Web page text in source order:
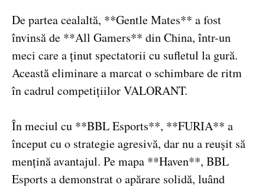
De partea cealaltă, **Gentle Mates** a fost
învinsă de **All Gamers** din China, într-un
meci care a ținut spectatorii cu sufletul la gură.
Această eliminare a marcat o schimbare de ritm
în cadrul competițiilor VALORANT.
În meciul cu **BBL Esports**, **FURIA** a
început cu o strategie agresivă, dar nu a reușit să
mențină avantajul. Pe mapa **Haven**, BBL
Esports a demonstrat o apărare solidă, luând